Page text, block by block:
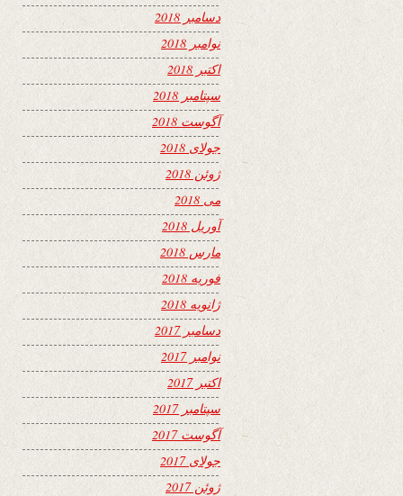
دسامبر 2018
نوامبر 2018
اکتبر 2018
سپتامبر 2018
آگوست 2018
جولای 2018
ژوئن 2018
می 2018
آوریل 2018
مارس 2018
فوریه 2018
ژانویه 2018
دسامبر 2017
نوامبر 2017
اکتبر 2017
سپتامبر 2017
آگوست 2017
جولای 2017
ژوئن 2017